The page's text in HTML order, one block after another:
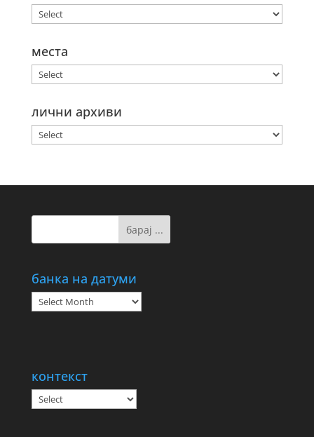
места
лични архиви
банка на датуми
банка
на
контекст